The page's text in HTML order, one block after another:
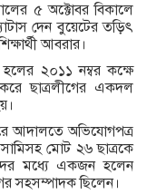
৫ অক্টোবর বিকালে
দেন বুয়েটের তড়িৎ
আবরার।
২০১১ নম্বর কক্ষে
করে ছাত্রলীগের একদল
আদালতে অভিযোগপত্র
মোট ২৬ ছাত্রকে
মধ্যে একজন হলেন
সহসম্পাদক ছিলেন।